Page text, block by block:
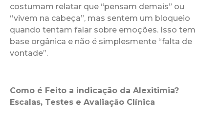
costumam relatar que “pensam demais” ou
“vivem na cabeça”, mas sentem um bloqueio
quando tentam falar sobre emoções. Isso tem
base orgânica e não é simplesmente “falta de
vontade”.
Como é Feito a indicação da Alexitimia?
Escalas, Testes e Avaliação Clínica